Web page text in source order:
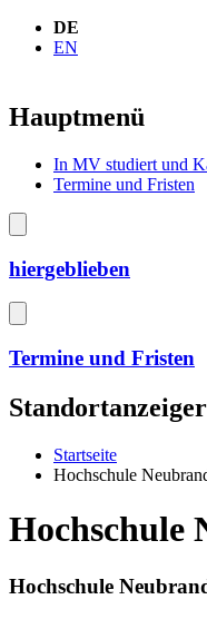
DE
EN
Hauptmenü
In MV studiert und
Termine und Fristen
hiergeblieben
Termine und Fristen
Standortanzeiger
Startseite
Hochschule
Hochschule
Hochschule